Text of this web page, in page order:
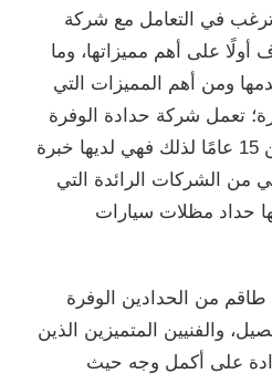
في التعامل مع شركة
أولًا على أهم مميزاتها، وما
ومن أهم المميزات التي
تعمل شركة حدادة الوفرة
في مجال الحدادة أكثر من 15 عامًا لذلك فهي لديها خبرة
من الشركات الرائدة التي
حداد مظلات سيارات
من الحدادين الوفرة
والفنيين المتميزين الذين
على أكمل وجه حيث